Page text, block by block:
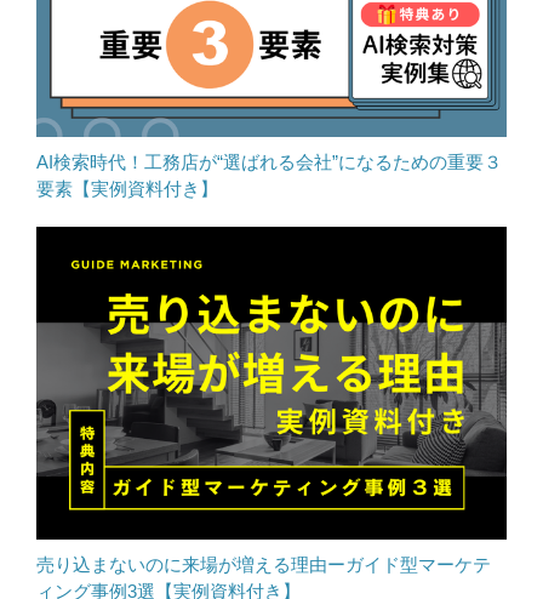
AI検索時代！工務店が“選ばれる会社”になるための重要３
要素【実例資料付き】
売り込まないのに来場が増える理由ーガイド型マーケテ
ィング事例3選【実例資料付き】